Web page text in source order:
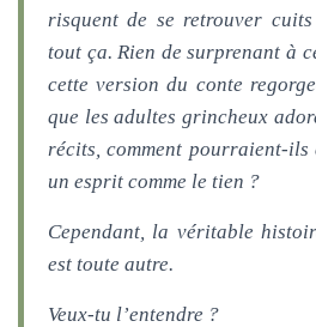
risquent de se retrouver
tout ça. Rien de surprenant à
cette version du conte
que les adultes grincheux
récits, comment pourraient-
un esprit comme le tien ?
Cependant, la véritable
est toute autre.
Veux-tu l’entendre ?